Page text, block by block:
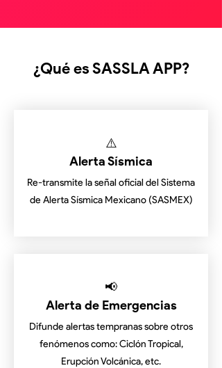
¿Qué es SASSLA APP?
⚠️
Alerta Sísmica
Re-transmite la señal oficial del Sistema
de Alerta Sísmica Mexicano (SASMEX)
📢
Alerta de Emergencias
Difunde alertas tempranas sobre otros
fenómenos como: Ciclón Tropical,
Erupción Volcánica, etc.